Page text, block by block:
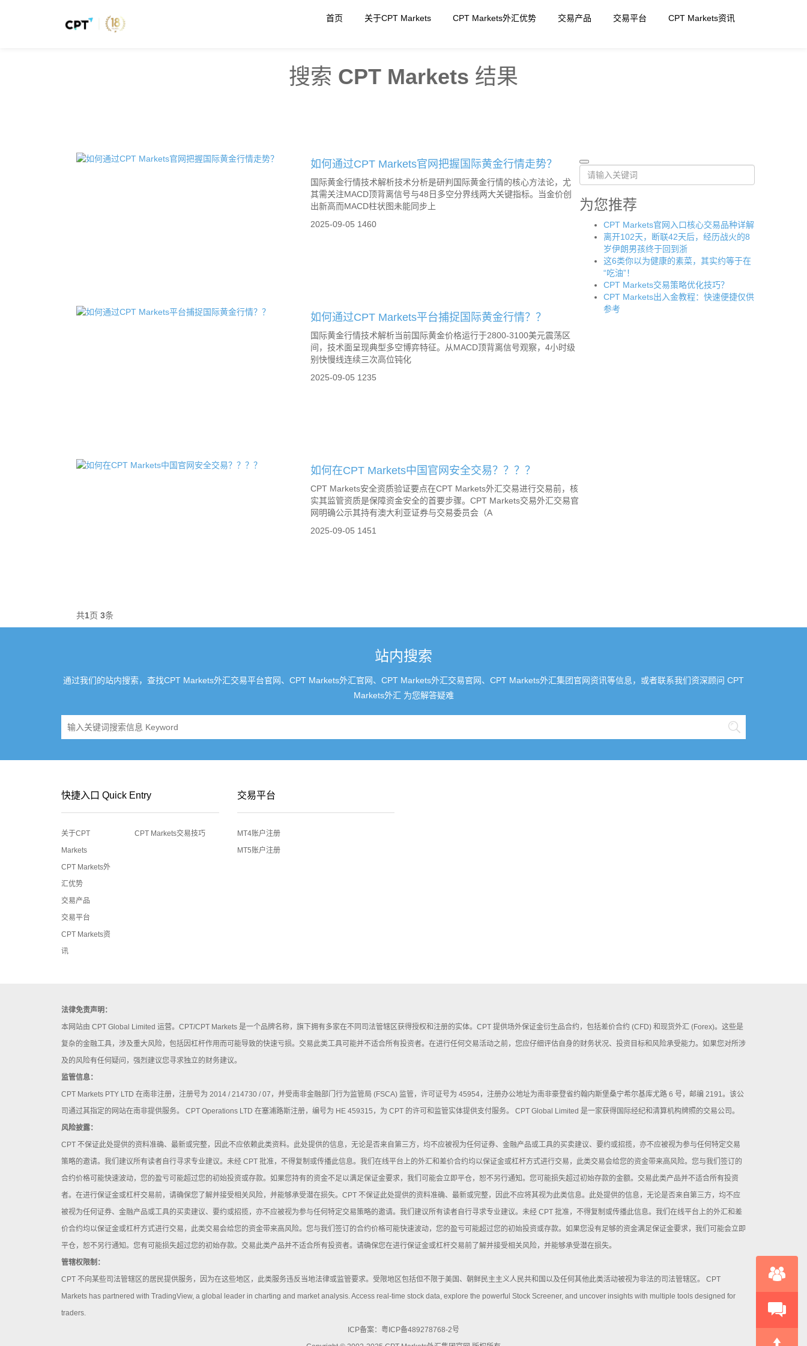
首页 关于CPT Markets CPT Markets外汇优势 交易产品 交易平台 CPT Markets资讯
搜索 CPT Markets 结果
如何通过CPT Markets官网把握国际黄金行情走势？
国际黄金行情技术解析技术分析是研判国际黄金行情的核心方法论，尤
其需关注MACD顶背离信号与48日多空分界线两大关键指标。当金价创
出新高而MACD柱状图未能同步上
2025-09-05 1460
如何通过CPT Markets平台捕捉国际黄金行情？？
国际黄金行情技术解析当前国际黄金价格运行于2800-3100美元震荡区
间，技术面呈现典型多空博弈特征。从MACD顶背离信号观察，4小时级
别快慢线连续三次高位钝化
2025-09-05 1235
如何在CPT Markets中国官网安全交易？？？？
CPT Markets安全资质验证要点在CPT Markets外汇交易进行交易前，核
实其监管资质是保障资金安全的首要步骤。CPT Markets交易外汇交易官
网明确公示其持有澳大利亚证券与交易委员会（A
2025-09-05 1451
共1页 3条
为您推荐
CPT Markets官网入口核心交易品种详解
离开102天，断联42天后，经历战火的8
岁伊朗男孩终于回到浙
这6类你以为健康的素菜，其实约等于在
“吃油”！
CPT Markets交易策略优化技巧？
CPT Markets出入金教程：快速便捷仅供
参考
站内搜索
通过我们的站内搜索，查找CPT Markets外汇交易平台官网、CPT Markets外汇官网、CPT Markets外汇交易官网、CPT Markets外汇集团官网资讯等信息，或者联系我们资深顾问 CPT
Markets外汇 为您解答疑难
快捷入口 Quick Entry
关于CPT
Markets
CPT Markets外
汇优势
交易产品
交易平台
CPT Markets资
讯
CPT Markets交易技巧
交易平台
MT4账户注册
MT5账户注册
法律免责声明：
本网站由 CPT Global Limited 运营。CPT/CPT Markets 是一个品牌名称，旗下拥有多家在不同司法管辖区获得授权和注册的实体。CPT 提供场外保证金衍生品合约，包括差价合约 (CFD) 和现货外汇 (Forex)。这些是
复杂的金融工具，涉及重大风险，包括因杠杆作用而可能导致的快速亏损。交易此类工具可能并不适合所有投资者。在进行任何交易活动之前，您应仔细评估自身的财务状况、投资目标和风险承受能力。如果您对所涉
及的风险有任何疑问，强烈建议您寻求独立的财务建议。
监管信息：
CPT Markets PTY LTD 在南非注册，注册号为 2014 / 214730 / 07，并受南非金融部门行为监管局 (FSCA) 监管，许可证号为 45954，注册办公地址为南非豪登省约翰内斯堡桑宁希尔基库尤路 6 号，邮编 2191。该公
司通过其指定的网站在南非提供服务。 CPT Operations LTD 在塞浦路斯注册，编号为 HE 459315，为 CPT 的许可和监管实体提供支付服务。 CPT Global Limited 是一家获得国际经纪和清算机构牌照的交易公司。
风险披露：
CPT 不保证此处提供的资料准确、最新或完整，因此不应依赖此类资料。此处提供的信息，无论是否来自第三方，均不应被视为任何证券、金融产品或工具的买卖建议、要约或招揽，亦不应被视为参与任何特定交易
策略的邀请。我们建议所有读者自行寻求专业建议。未经 CPT 批准，不得复制或传播此信息。我们在线平台上的外汇和差价合约均以保证金或杠杆方式进行交易，此类交易会给您的资金带来高风险。您与我们签订的
合约价格可能快速波动，您的盈亏可能超过您的初始投资或存款。如果您持有的资金不足以满足保证金要求，我们可能会立即平仓，恕不另行通知。您可能损失超过初始存款的金额。交易此类产品并不适合所有投资
者。在进行保证金或杠杆交易前，请确保您了解并接受相关风险，并能够承受潜在损失。CPT 不保证此处提供的资料准确、最新或完整，因此不应将其视为此类信息。此处提供的信息，无论是否来自第三方，均不应
被视为任何证券、金融产品或工具的买卖建议、要约或招揽，亦不应被视为参与任何特定交易策略的邀请。我们建议所有读者自行寻求专业建议。未经 CPT 批准，不得复制或传播此信息。我们在线平台上的外汇和差
价合约均以保证金或杠杆方式进行交易，此类交易会给您的资金带来高风险。您与我们签订的合约价格可能快速波动，您的盈亏可能超过您的初始投资或存款。如果您没有足够的资金满足保证金要求，我们可能会立即
平仓，恕不另行通知。您有可能损失超过您的初始存款。交易此类产品并不适合所有投资者。请确保您在进行保证金或杠杆交易前了解并接受相关风险，并能够承受潜在损失。
管辖权限制：
CPT 不向某些司法管辖区的居民提供服务，因为在这些地区，此类服务违反当地法律或监管要求。受限地区包括但不限于美国、朝鲜民主主义人民共和国以及任何其他此类活动被视为非法的司法管辖区。 CPT
Markets has partnered with TradingView, a global leader in charting and market analysis. Access real-time stock data, explore the powerful Stock Screener, and uncover insights with multiple tools designed for
traders.
ICP备案： 粤ICP备489278768-2号